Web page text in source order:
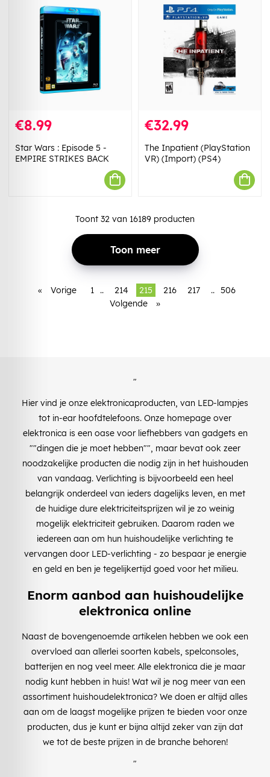
€8.99
Star Wars : Episode 5 -
EMPIRE STRIKES BACK
€32.99
The Inpatient (PlayStation
VR) (Import) (PS4)
Toont 32 van 16189 producten
Toon meer
« Vorige 1 .. 214 215 216 217 .. 506
Volgende
»
"
Hier vind je onze elektronicaproducten, van LED-lampjes
tot in-ear hoofdtelefoons. Onze homepage over
elektronica is een oase voor liefhebbers van gadgets en
""dingen die je moet hebben"", maar bevat ook zeer
noodzakelijke producten die nodig zijn in het huishouden
van vandaag. Verlichting is bijvoorbeeld een heel
belangrijk onderdeel van ieders dagelijks leven, en met
de huidige dure elektriciteitsprijzen wil je zo weinig
mogelijk elektriciteit gebruiken. Daarom raden we
iedereen aan om hun huishoudelijke verlichting te
vervangen door LED-verlichting - zo bespaar je energie
en geld en ben je tegelijkertijd goed voor het milieu.
Enorm aanbod aan huishoudelijke
elektronica online
Naast de bovengenoemde artikelen hebben we ook een
overvloed aan allerlei soorten kabels, spelconsoles,
batterijen en nog veel meer. Alle elektronica die je maar
nodig kunt hebben in huis! Wat wil je nog meer van een
assortiment huishoudelektronica? We doen er altijd alles
aan om de laagst mogelijke prijzen te bieden voor onze
producten, dus je kunt er bijna altijd zeker van zijn dat
we tot de beste prijzen in de branche behoren!
"